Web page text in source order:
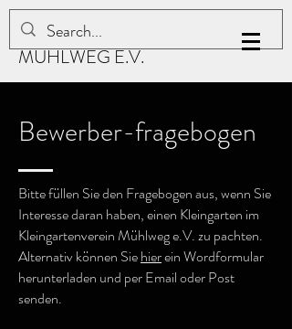
KLEINGARTENVEREIN
MÜHLWEG E.V.
Bewerber-fragebogen
Bitte füllen Sie den Fragebogen aus, wenn Sie
Interesse daran haben, einen Kleingarten im
Kleingartenverein Mühlweg e.V. zu pachten.
Alternativ können Siehierein Wordformular
herunterladen und per Email oder Post
senden.